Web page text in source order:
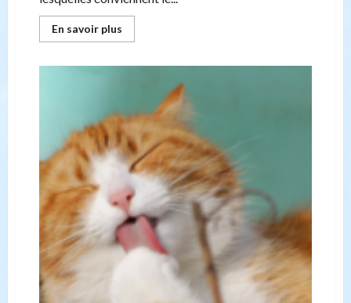
En savoir plus
savoir
d’intérieur
sont
ceux
qui
conviennent
le
mieux
à
la
maison
?